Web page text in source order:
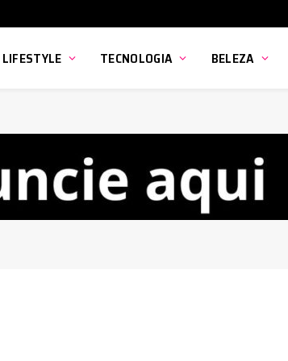
LIFESTYLE TECNOLOGIA BELEZA